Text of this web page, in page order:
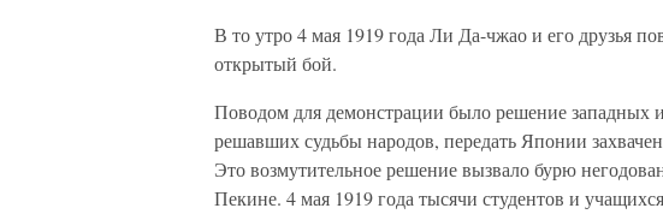
В то утро 4 мая 1919 года Ли Да-чжао и его друзья
открытый бой.
Поводом для демонстрации было решение западных
решавших судьбы народов, передать Японии
Это возмутительное решение вызвало бурю
Пекине. 4 мая 1919 года тысячи студентов и